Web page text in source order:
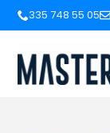
335 748 55 05